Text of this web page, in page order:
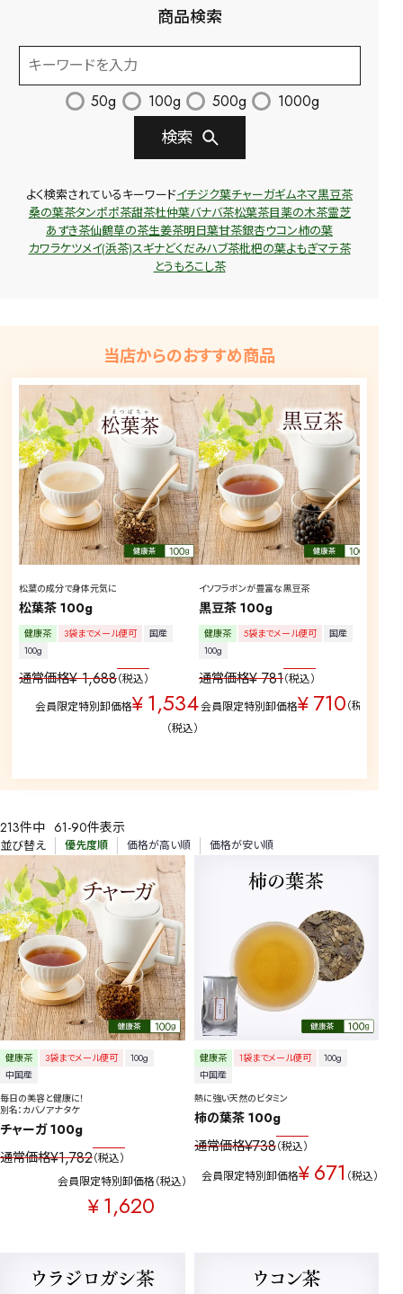
商品検索
50g 100g 500g 1000g
検索
よく検索されているキーワードイチジク葉チャーガギムネマ黒豆茶
桑の葉茶タンポポ茶甜茶杜仲葉バナバ茶松葉茶目薬の木茶霊芝
あずき茶仙鶴草の茶生姜茶明日葉甘茶銀杏ウコン柿の葉
カワラケツメイ(浜茶)スギナどくだみハブ茶枇杷の葉よもぎマテ茶
とうもろこし茶
当店からのおすすめ商品
松葉の成分で身体元気に
松葉茶 100g
健康茶 3袋までメール便可
国産
100g
通常価格¥ 1,688 税込
会員限定特別卸価格¥1,534
税込
イソフラボンが豊富な黒豆茶
黒豆茶 100g
健康茶 5袋までメール便可
国産
100g
通常価格¥ 781 税込
会員限定特別卸価格¥710 税込
並び替え 優先度順 価格が高い順 価格が安い順
213件中 61-90件表示
健康茶 3袋までメール便可
100g
中国産
毎日の美容と健康に！
別名：カバノアナタケ
チャーガ 100g
通常価格¥1,782 税込
会員限定特別卸価格
¥1,620
税込
健康茶 1袋までメール便可
100g
中国産
熱に強い天然のビタミン
柿の葉茶 100g
通常価格¥738 税込
会員限定特別卸価格¥671 税込